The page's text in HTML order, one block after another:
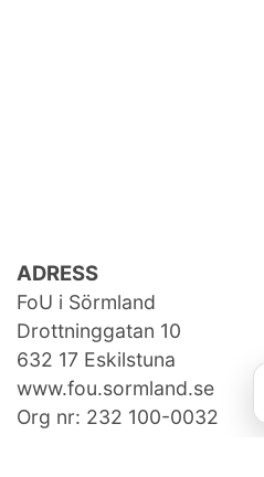
ADRESS
FoU i Sörmland
Drottninggatan 10
632 17 Eskilstuna
www.fou.sormland.se
Org nr: 232 100-0032